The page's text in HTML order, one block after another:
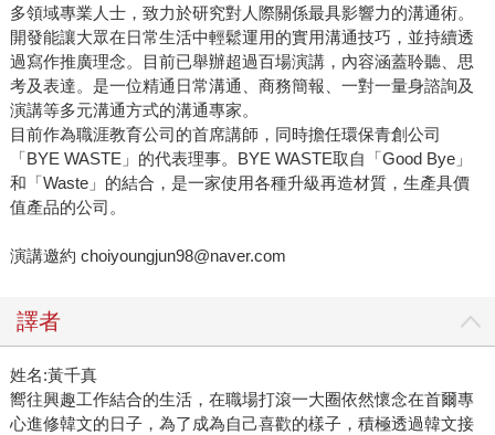
多領域專業人士，致力於研究對人際關係最具影響力的溝通術。
開發能讓大眾在日常生活中輕鬆運用的實用溝通技巧，並持續透
過寫作推廣理念。目前已舉辦超過百場演講，內容涵蓋聆聽、思
考及表達。是一位精通日常溝通、商務簡報、一對一量身諮詢及
演講等多元溝通方式的溝通專家。
目前作為職涯教育公司的首席講師，同時擔任環保青創公司
「BYE WASTE」的代表理事。BYE WASTE取自「Good Bye」
和「Waste」的結合，是一家使用各種升級再造材質，生產具價
值產品的公司。
演講邀約 choiyoungjun98@naver.com
譯者
姓名:黃千真
嚮往興趣工作結合的生活，在職場打滾一大圈依然懷念在首爾專
心進修韓文的日子，為了成為自己喜歡的樣子，積極透過韓文接